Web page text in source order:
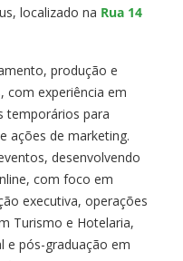
localizado na Rua 14
produção e
com experiência em
temporários para
ações de marketing.
desenvolvendo
com foco em
executiva, operações
Turismo e Hotelaria,
e pós-graduação em